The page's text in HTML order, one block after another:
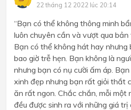
22 tháng 12 2022 lúc 20:14
“Bạn có thể không thông minh
luôn chuyên cần và vượt qua
Bạn có thể không hát hay nhưng
bao giờ trễ hẹn. Bạn không là
nhưng bạn có nụ cười ấm áp.
xinh đẹp nhưng bạn rất giỏi thắt
ăn rất ngon. Chắc chắn, mỗi một
đều được sinh ra với những giá trị